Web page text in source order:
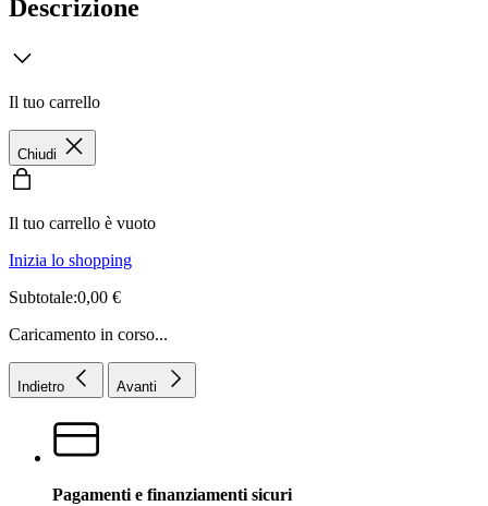
Descrizione
Il tuo carrello
Chiudi
Il tuo carrello è vuoto
Inizia lo shopping
Subtotale:0,00 €
Caricamento in corso...
Indietro Avanti
Pagamenti e finanziamenti sicuri